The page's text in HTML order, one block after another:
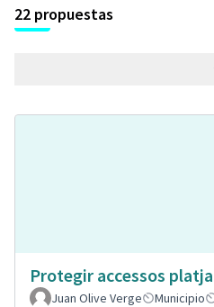
22 propuestas
Protegir accessos platja
Juan Olive Verge
Municipio